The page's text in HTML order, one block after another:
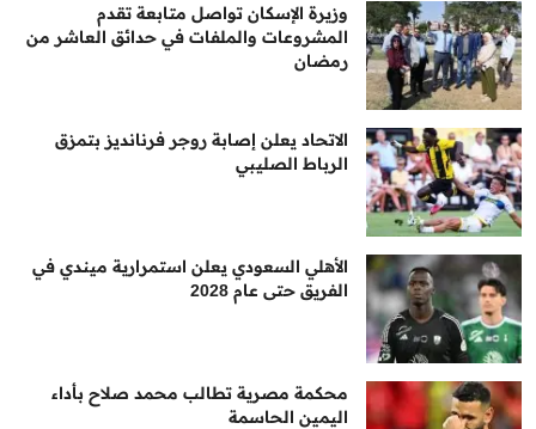
وزيرة الإسكان تواصل متابعة تقدم
المشروعات والملفات في حدائق العاشر من
رمضان
الاتحاد يعلن إصابة روجر فرنانديز بتمزق
الرباط الصليبي
الأهلي السعودي يعلن استمرارية ميندي في
الفريق حتى عام 2028
محكمة مصرية تطالب محمد صلاح بأداء
اليمين الحاسمة